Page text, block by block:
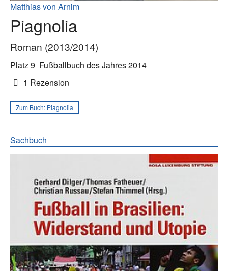
Matthias von Arnim
Piagnolia
Roman (2013/2014)
Platz 9 Fußballbuch des Jahres 2014
1 Rezension
Zum Buch: Piagnolia
Sachbuch